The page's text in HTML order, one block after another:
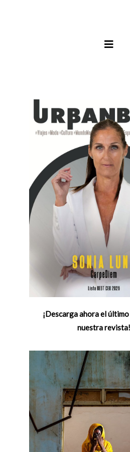
¡Descarga ahora el
nuestra revista!